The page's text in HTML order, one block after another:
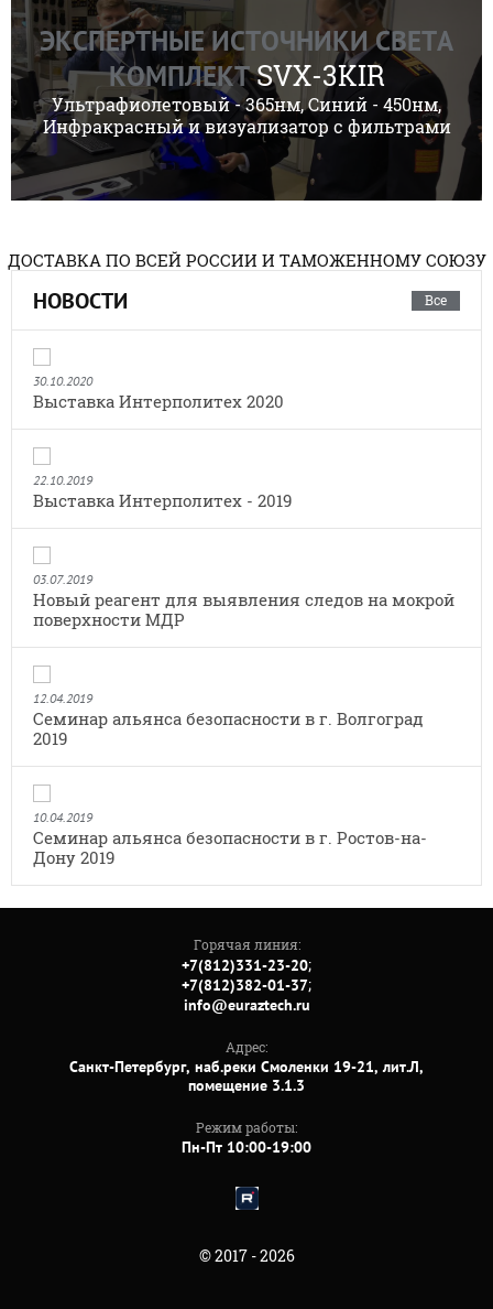
ЭКСПЕРТНЫЕ ИСТОЧНИКИ СВЕТА
КОМПЛЕКТSVX-3KIR
Ультрафиолетовый - 365нм, Синий - 450нм,
Инфракрасный и визуализатор с фильтрами
ДОСТАВКА ПО ВСЕЙ РОССИИ И ТАМОЖЕННОМУ СОЮЗУ
НОВОСТИ Все
30.10.2020
Выставка Интерполитех 2020
22.10.2019
Выставка Интерполитех - 2019
03.07.2019
Новый реагент для выявления следов на мокрой
поверхности МДР
12.04.2019
Семинар альянса безопасности в г. Волгоград
2019
10.04.2019
Семинар альянса безопасности в г. Ростов-на-
Дону 2019
Горячая линия:
+7(812)331-23-20;
+7(812)382-01-37;
info@euraztech.ru
Адрес:
Санкт-Петербург, наб.реки Смоленки 19-21, лит.Л,
помещение 3.1.3
Режим работы:
Пн-Пт 10:00-19:00
© 2017 - 2026